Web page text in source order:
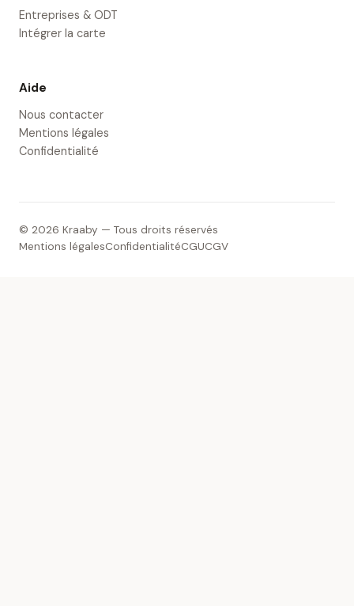
Entreprises & ODT
Intégrer la carte
Aide
Nous contacter
Mentions légales
Confidentialité
© 2026 Kraaby — Tous droits réservés
Mentions légalesConfidentialitéCGUCGV